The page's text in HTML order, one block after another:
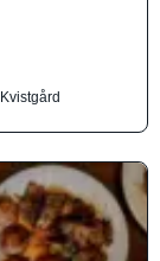
Kvistgård